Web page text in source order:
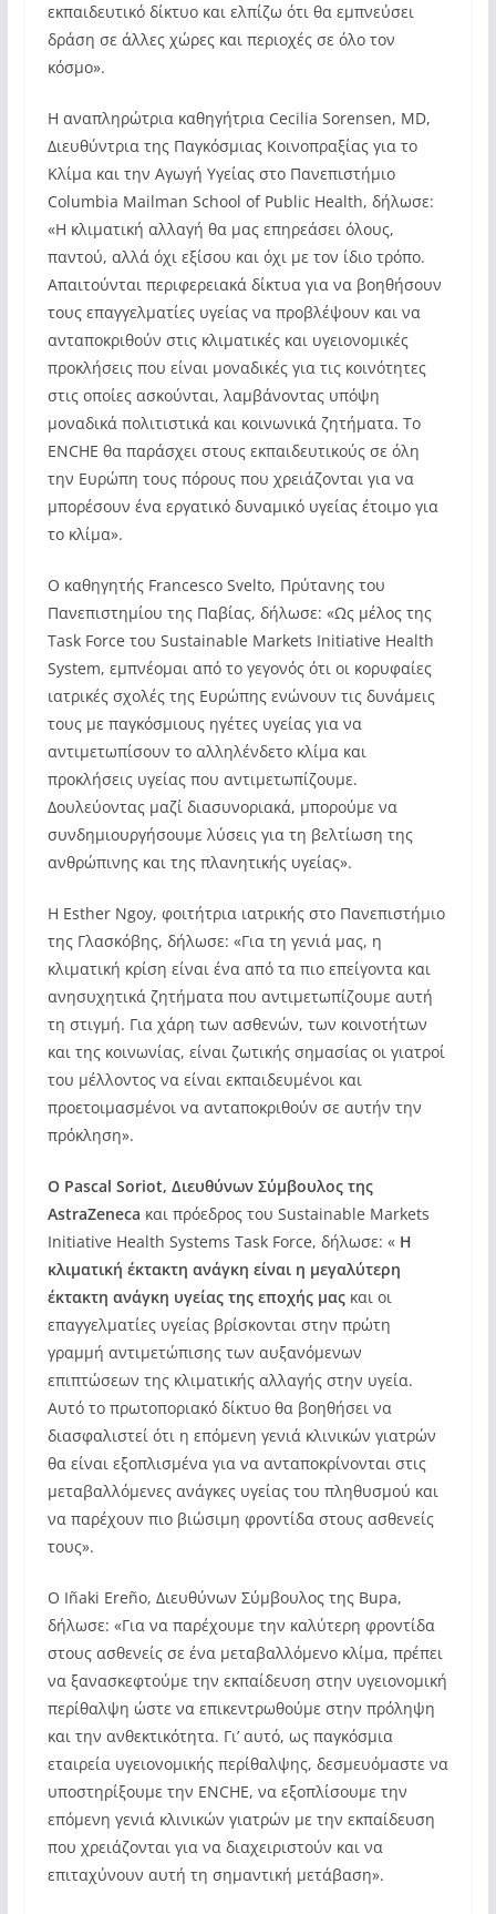
εκπαιδευτικό δίκτυο και ελπίζω ότι θα εμπνεύσει
δράση σε άλλες χώρες και περιοχές σε όλο τον
κόσμο».
Η αναπληρώτρια καθηγήτρια Cecilia Sorensen, MD,
Διευθύντρια της Παγκόσμιας Κοινοπραξίας για το
Κλίμα και την Αγωγή Υγείας στο Πανεπιστήμιο
Columbia Mailman School of Public Health, δήλωσε:
«Η κλιματική αλλαγή θα μας επηρεάσει όλους,
παντού, αλλά όχι εξίσου και όχι με τον ίδιο τρόπο.
Απαιτούνται περιφερειακά δίκτυα για να βοηθήσουν
τους επαγγελματίες υγείας να προβλέψουν και να
ανταποκριθούν στις κλιματικές και υγειονομικές
προκλήσεις που είναι μοναδικές για τις κοινότητες
στις οποίες ασκούνται, λαμβάνοντας υπόψη
μοναδικά πολιτιστικά και κοινωνικά ζητήματα. Το
ENCHE θα παράσχει στους εκπαιδευτικούς σε όλη
την Ευρώπη τους πόρους που χρειάζονται για να
μπορέσουν ένα εργατικό δυναμικό υγείας έτοιμο για
το κλίμα».
Ο καθηγητής Francesco Svelto, Πρύτανης του
Πανεπιστημίου της Παβίας, δήλωσε: «Ως μέλος της
Task Force του Sustainable Markets Initiative Health
System, εμπνέομαι από το γεγονός ότι οι κορυφαίες
ιατρικές σχολές της Ευρώπης ενώνουν τις δυνάμεις
τους με παγκόσμιους ηγέτες υγείας για να
αντιμετωπίσουν το αλληλένδετο κλίμα και
προκλήσεις υγείας που αντιμετωπίζουμε.
Δουλεύοντας μαζί διασυνοριακά, μπορούμε να
συνδημιουργήσουμε λύσεις για τη βελτίωση της
ανθρώπινης και της πλανητικής υγείας».
Η Esther Ngoy, φοιτήτρια ιατρικής στο Πανεπιστήμιο
της Γλασκόβης, δήλωσε: «Για τη γενιά μας, η
κλιματική κρίση είναι ένα από τα πιο επείγοντα και
ανησυχητικά ζητήματα που αντιμετωπίζουμε αυτή
τη στιγμή. Για χάρη των ασθενών, των κοινοτήτων
και της κοινωνίας, είναι ζωτικής σημασίας οι γιατροί
του μέλλοντος να είναι εκπαιδευμένοι και
προετοιμασμένοι να ανταποκριθούν σε αυτήν την
πρόκληση».
Ο Pascal Soriot, Διευθύνων Σύμβουλος της
AstraZeneca και πρόεδρος του Sustainable Markets
Initiative Health Systems Task Force, δήλωσε: « Η
κλιματική έκτακτη ανάγκη είναι η μεγαλύτερη
έκτακτη ανάγκη υγείας της εποχής μαςκαι οι
επαγγελματίες υγείας βρίσκονται στην πρώτη
γραμμή αντιμετώπισης των αυξανόμενων
επιπτώσεων της κλιματικής αλλαγής στην υγεία.
Αυτό το πρωτοποριακό δίκτυο θα βοηθήσει να
διασφαλιστεί ότι η επόμενη γενιά κλινικών γιατρών
θα είναι εξοπλισμένα για να ανταποκρίνονται στις
μεταβαλλόμενες ανάγκες υγείας του πληθυσμού και
να παρέχουν πιο βιώσιμη φροντίδα στους ασθενείς
τους».
Ο Iñaki Ereño, Διευθύνων Σύμβουλος της Bupa,
δήλωσε: «Για να παρέχουμε την καλύτερη φροντίδα
στους ασθενείς σε ένα μεταβαλλόμενο κλίμα, πρέπει
να ξανασκεφτούμε την εκπαίδευση στην υγειονομική
περίθαλψη ώστε να επικεντρωθούμε στην πρόληψη
και την ανθεκτικότητα. Γι’ αυτό, ως παγκόσμια
εταιρεία υγειονομικής περίθαλψης, δεσμευόμαστε να
υποστηρίξουμε την ENCHE, να εξοπλίσουμε την
επόμενη γενιά κλινικών γιατρών με την εκπαίδευση
που χρειάζονται για να διαχειριστούν και να
επιταχύνουν αυτή τη σημαντική μετάβαση».